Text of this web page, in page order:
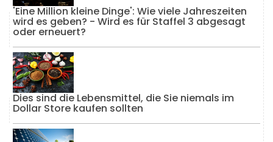
'Eine Million kleine Dinge': Wie viele Jahreszeiten
wird es geben? - Wird es für Staffel 3 abgesagt
oder erneuert?
Dies sind die Lebensmittel, die Sie niemals im
Dollar Store kaufen sollten